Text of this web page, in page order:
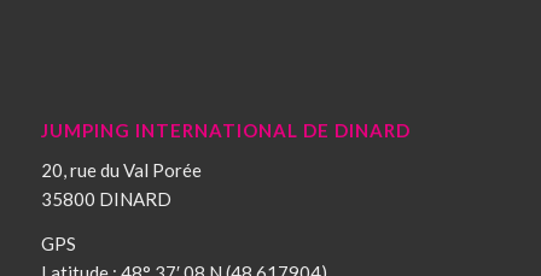
JUMPING INTERNATIONAL DE DINARD
20, rue du Val Porée
35800 DINARD
GPS